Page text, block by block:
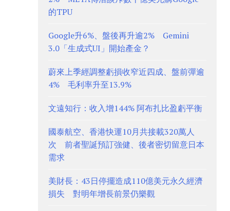
的TPU
Google升6%、盤後再升逾2% Gemini
3.0「生成式UI」開始產金？
蔚來上季經調整虧損收窄近四成、盤前彈逾
4% 毛利率升至13.9%
文遠知行：收入增144% 阿布扎比盈虧平衡
國泰航空、香港快運10月共接載320萬人
次 前者聖誕預訂強健、後者密切留意日本
需求
美財長：43日停擺造成110億美元永久經濟
損失 對明年增長前景仍樂觀